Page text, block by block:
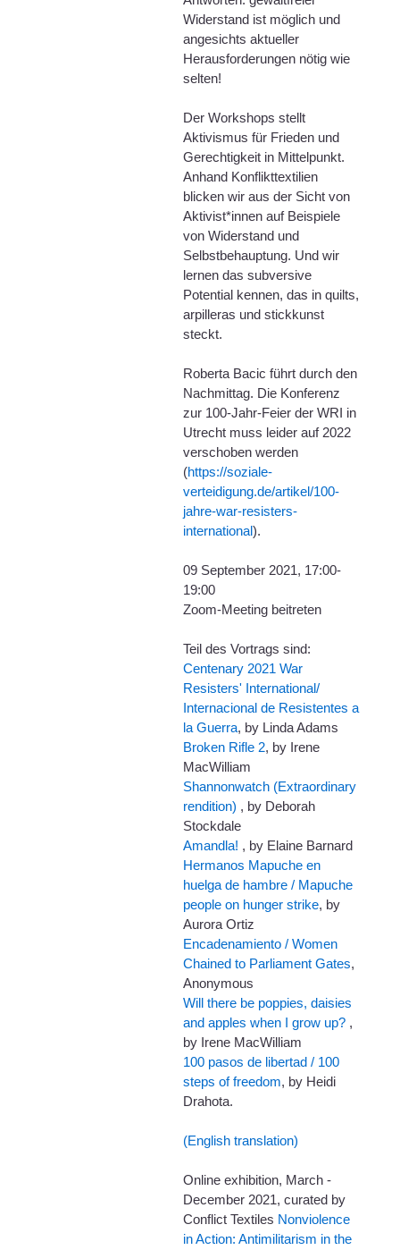
Widerstand ist möglich und
angesichts aktueller
Herausforderungen nötig wie
selten!
Der Workshops stellt
Aktivismus für Frieden und
Gerechtigkeit in Mittelpunkt.
Anhand Konflikttextilien
blicken wir aus der Sicht von
Aktivist*innen auf Beispiele
von Widerstand und
Selbstbehauptung. Und wir
lernen das subversive
Potential kennen, das in quilts,
arpilleras und stickkunst
steckt.
Roberta Bacic führt durch den
Nachmittag. Die Konferenz
zur 100-Jahr-Feier der WRI in
Utrecht muss leider auf 2022
verschoben werden
(https://soziale-
verteidigung.de/artikel/100-
jahre-war-resisters-
international).
09 September 2021, 17:00-
19:00
Zoom-Meeting beitreten
Teil des Vortrags sind:
Centenary 2021 War
Resisters' International/
Internacional de Resistentes a
la Guerra, by Linda Adams
Broken Rifle 2, by Irene
MacWilliam
Shannonwatch (Extraordinary
rendition) , by Deborah
Stockdale
Amandla! , by Elaine Barnard
Hermanos Mapuche en
huelga de hambre / Mapuche
people on hunger strike, by
Aurora Ortiz
Encadenamiento / Women
Chained to Parliament Gates,
Anonymous
Will there be poppies, daisies
and apples when I grow up? ,
by Irene MacWilliam
100 pasos de libertad / 100
steps of freedom, by Heidi
Drahota.
(English translation)
Online exhibition, March -
December 2021, curated by
Conflict Textiles Nonviolence
in Action: Antimilitarism in the